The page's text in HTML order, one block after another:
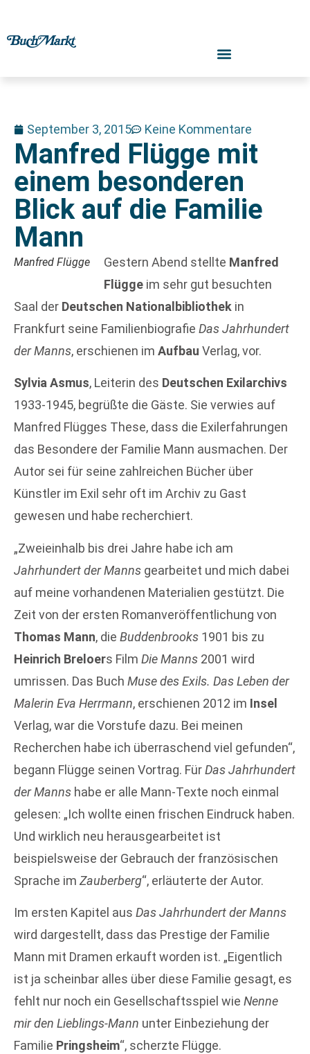
September 3, 2015 Keine Kommentare
Manfred Flügge mit
einem besonderen
Blick auf die Familie
Mann
Manfred Flügge Gestern Abend stellte Manfred
Flügge im sehr gut besuchten
Saal der Deutschen Nationalbibliothek in
Frankfurt seine Familienbiografie Das Jahrhundert
der Manns, erschienen im Aufbau Verlag, vor.
Sylvia Asmus, Leiterin des Deutschen Exilarchivs
1933-1945, begrüßte die Gäste. Sie verwies auf
Manfred Flügges These, dass die Exilerfahrungen
das Besondere der Familie Mann ausmachen. Der
Autor sei für seine zahlreichen Bücher über
Künstler im Exil sehr oft im Archiv zu Gast
gewesen und habe recherchiert.
„Zweieinhalb bis drei Jahre habe ich am
Jahrhundert der Manns gearbeitet und mich dabei
auf meine vorhandenen Materialien gestützt. Die
Zeit von der ersten Romanveröffentlichung von
Thomas Mann, die Buddenbrooks 1901 bis zu
Heinrich Breloers Film Die Manns 2001 wird
umrissen. Das Buch Muse des Exils. Das Leben der
Malerin Eva Herrmann, erschienen 2012 im Insel
Verlag, war die Vorstufe dazu. Bei meinen
Recherchen habe ich überraschend viel gefunden“,
begann Flügge seinen Vortrag. FürDas Jahrhundert
der Manns habe er alle Mann-Texte noch einmal
gelesen: „Ich wollte einen frischen Eindruck haben.
Und wirklich neu herausgearbeitet ist
beispielsweise der Gebrauch der französischen
Sprache im Zauberberg“, erläuterte der Autor.
Im ersten Kapitel aus Das Jahrhundert der Manns
wird dargestellt, dass das Prestige der Familie
Mann mit Dramen erkauft worden ist. „Eigentlich
ist ja scheinbar alles über diese Familie gesagt, es
fehlt nur noch ein Gesellschaftsspiel wie Nenne
mir den Lieblings-Mann unter Einbeziehung der
Familie Pringsheim“, scherzte Flügge.